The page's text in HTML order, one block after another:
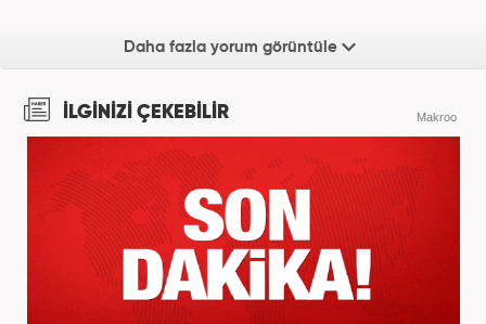
Daha fazla yorum görüntüle
İLGİNİZİ ÇEKEBİLİR Makroo